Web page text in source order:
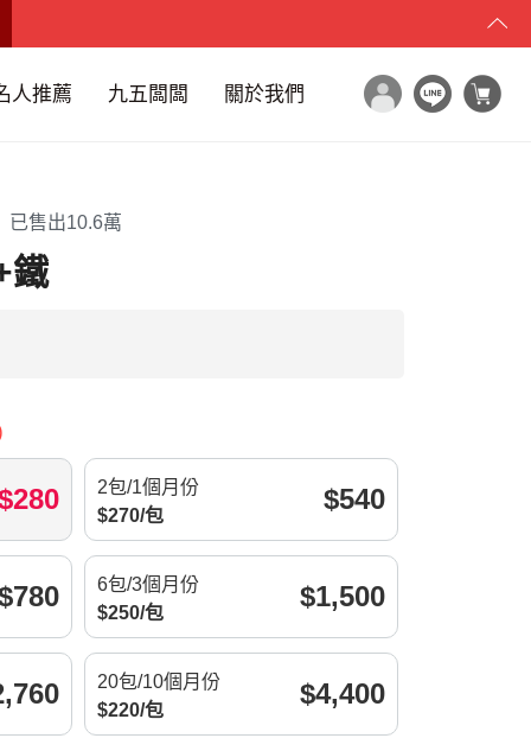
人推薦 九五闆闆 關於我們
已售出10.6萬
鐵
280
2包/1個月份
$270/包
$540
780
6包/3個月份
$250/包
$1,500
20包/10個月份
$220/包
$4,400